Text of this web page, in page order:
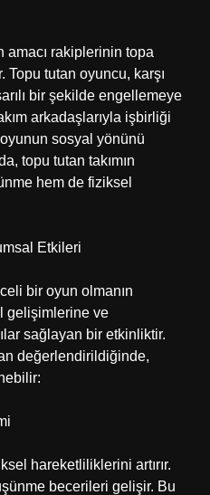
amacı rakiplerinin topa
Topu tutan oyuncu, karşı
bir şekilde engellemeye
arkadaşlarıyla işbirliği
oyunun sosyal yönünü
topu tutan takımın
hem de fiziksel
Etkileri
bir oyun olmanın
gelişimlerine ve
sağlayan bir etkinliktir.
değerlendirildiğinde,
hareketliliklerini artırır.
becerileri gelişir. Bu